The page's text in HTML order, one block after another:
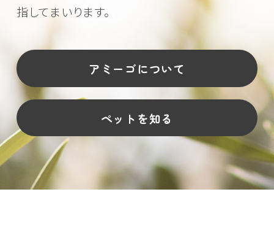
指してまいります。
アミーゴについて
ペットを知る